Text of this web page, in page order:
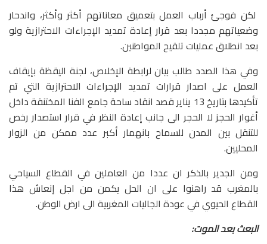
لكن فوجئ أرباب العمل بتعميق معاناتهم أكثر وأكثر، واندحار
وضعياتهم مجددا بعد قرار إعادة تمديد الإجراءات الاحترازية ولو
بعد انطلاق عمليات تلقيح المواطنين.
وفي هذا الصدد طالب بيان لرابطة الإخلاص، لجنة اليقظة بإيقاف
العمل على اصدار قرارات تمديد الإجراءات الاحترازية التي تم
تأكيدها بتاريخ 13 يناير قصد انقاد ساحة جامع الفنا المختنقة داخل
أغوار الحجز لا الحجر الى جانب إعادة النظر في قرار استصدار رخص
للتنقل بين المدن للسماح بانهمار أكبر عدد ممكن من الزوار
المحليين.
ومن الجدير بالذكر ان عددا من العاملين في القطاع السياحي
بالمغرب قد راهنوا على ان الحل يكمن من اجل إنعاش هذا
القطاع الحيوي في عودة الجاليات المغربية الى ارض الوطن.
البعث بعد الموت: